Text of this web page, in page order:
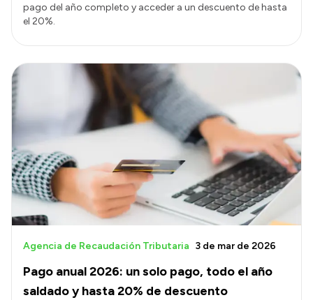
pago del año completo y acceder a un descuento de hasta
el 20%.
Pago anual 2026: un solo pago, todo el año
saldado y hasta 20% de descuento
Agencia de Recaudación Tributaria 3 de mar de 2026